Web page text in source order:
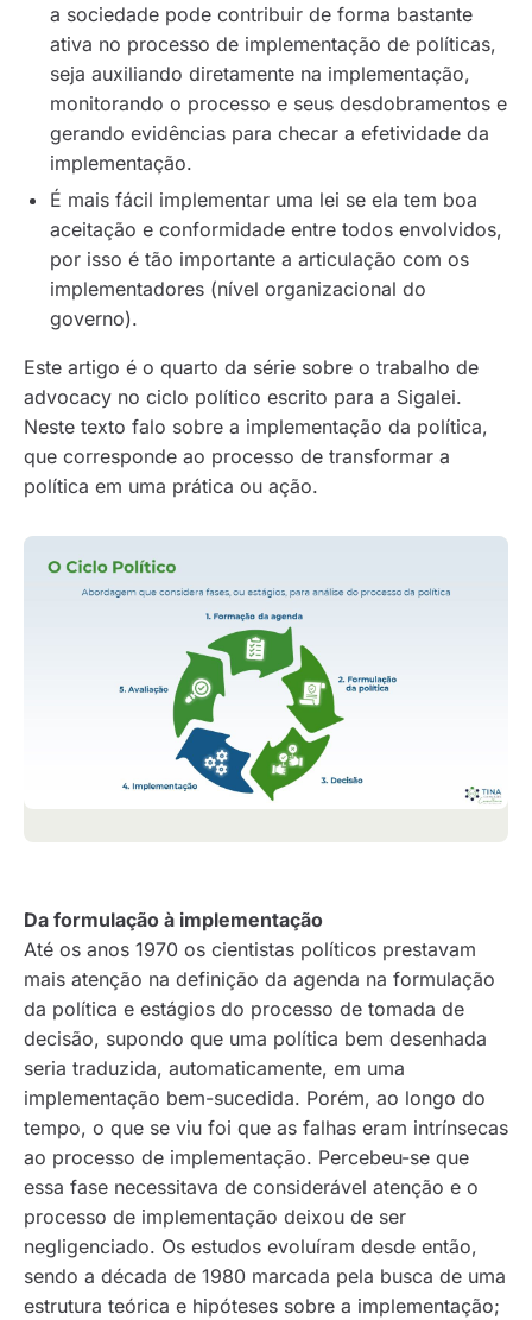
a sociedade pode contribuir de forma bastante
ativa no processo de implementação de políticas,
seja auxiliando diretamente na implementação,
monitorando o processo e seus desdobramentos e
gerando evidências para checar a efetividade da
implementação.
É mais fácil implementar uma lei se ela tem boa
aceitação e conformidade entre todos envolvidos,
por isso é tão importante a articulação com os
implementadores (nível organizacional do
governo).
Este artigo é o quarto da série sobre o trabalho de
advocacy no ciclo político escrito para a Sigalei.
Neste texto falo sobre a implementação da política,
que corresponde ao processo de transformar a
política em uma prática ou ação.
Da formulação à implementação
Até os anos 1970 os cientistas políticos prestavam
mais atenção na definição da agenda na formulação
da política e estágios do processo de tomada de
decisão, supondo que uma política bem desenhada
seria traduzida, automaticamente, em uma
implementação bem-sucedida. Porém, ao longo do
tempo, o que se viu foi que as falhas eram intrínsecas
ao processo de implementação. Percebeu-se que
essa fase necessitava de considerável atenção e o
processo de implementação deixou de ser
negligenciado. Os estudos evoluíram desde então,
sendo a década de 1980 marcada pela busca de uma
estrutura teórica e hipóteses sobre a implementação;